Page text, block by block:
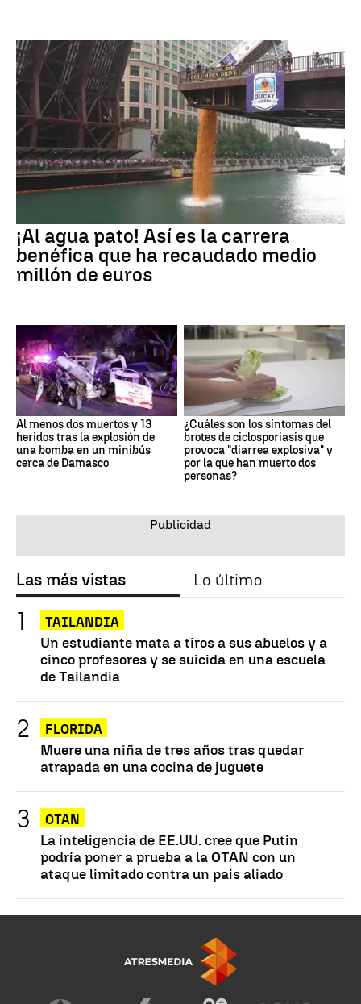
¡Al agua pato! Así es la carrera
benéfica que ha recaudado medio
millón de euros
Al menos dos muertos y 13
heridos tras la explosión de
una bomba en un minibús
cerca de Damasco
¿Cuáles son los síntomas del
brotes de ciclosporiasis que
provoca "diarrea explosiva" y
por la que han muerto dos
personas?
Las más vistas Lo último
TAILANDIA
Un estudiante mata a tiros a sus abuelos y a
cinco profesores y se suicida en una escuela
de Tailandia
FLORIDA
Muere una niña de tres años tras quedar
atrapada en una cocina de juguete
OTAN
La inteligencia de EE.UU. cree que Putin
podría poner a prueba a la OTAN con un
ataque limitado contra un país aliado